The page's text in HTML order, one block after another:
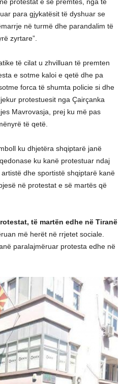
protestat e së premtes, nga të
para gjykatësit të dyshuar se
në turmë dhe parandalim të
zyrtare”.
të cilat u zhvilluan të premten
e sotme kaloi e qetë dhe pa
forca të shumta policie si dhe
protestuesit nga Çairçanka
Mavrovasja, prej ku më pas
të qetë.
ku dhjetëra shqiptarë janë
ku kanë protestuar ndaj
dhe sportistë shqiptarë kanë
në protestat e së martës që
të martën edhe në Tiranë
më herët në rrjetet sociale.
paralajmëruar protesta edhe në